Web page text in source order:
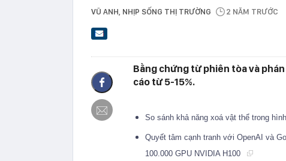
VŨ ANH , NHỊP SỐNG THỊ TRƯỜNG 2 NĂM TRƯỚC
Bằng chứng từ phiên tòa và
cáo từ 5-15%.
So sánh khả năng xoá vật thể trong
Quyết tâm cạnh tranh với OpenAI và
100.000 GPU NVIDIA H100